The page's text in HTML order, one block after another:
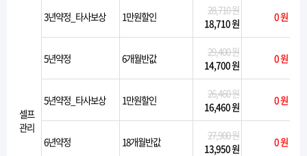
셀프
관리
3년약정_타사보상 1만원할인
28,710 원
18,710 원
0 원
5년약정 6개월반값
29,400 원
14,700 원
0 원
5년약정_타사보상 1만원할인
26,460 원
16,460 원
0 원
6년약정 18개월반값
27,900 원
13,950 원
0 원